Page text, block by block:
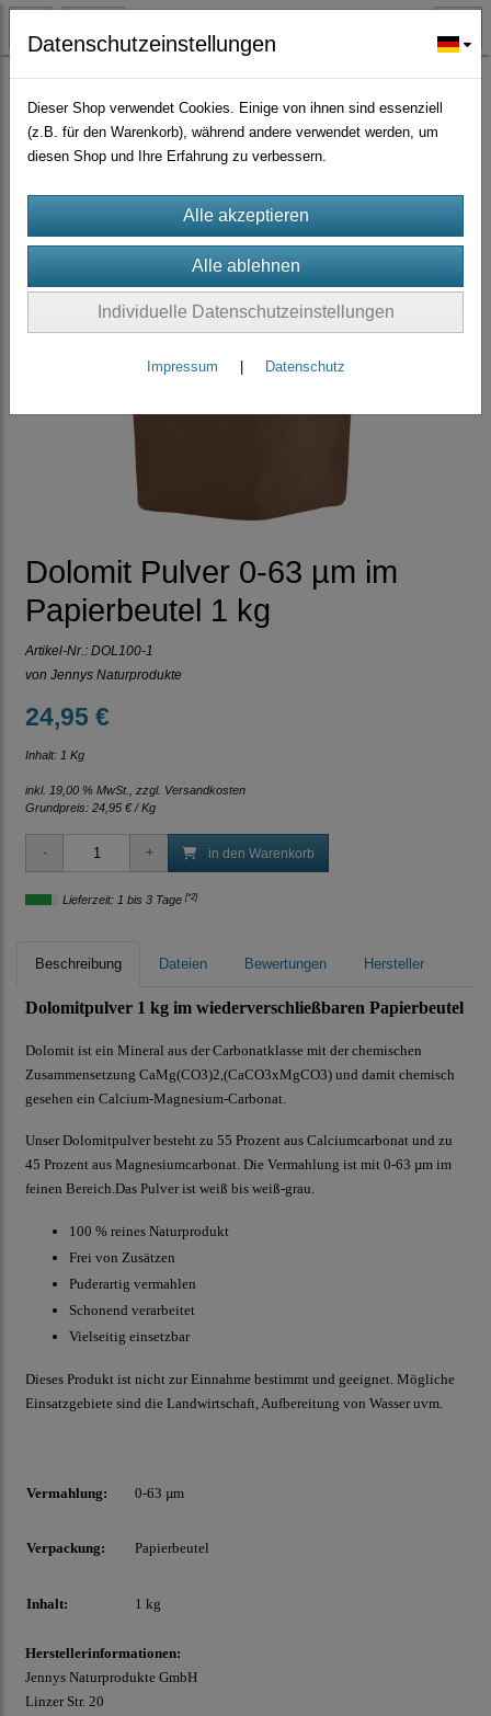
Zeolith-Bentonit-Dolomit Dolomit(5)
Dolomit Pulver 0-63 µm im
Papierbeutel 1 kg
Artikel-Nr.: DOL100-1
von Jennys Naturprodukte
24,95 €
Inhalt: 1 Kg
inkl. 19,00 % MwSt., zzgl. Versandkosten
Grundpreis: 24,95 € / Kg
in den Warenkorb
Lieferzeit: 1 bis 3 Tage [*2]
Beschreibung Dateien Bewertungen Hersteller
Dolomitpulver 1 kg im wiederverschließbaren Papierbeutel
Dolomit ist ein Mineral aus der Carbonatklasse mit der chemischen
Zusammensetzung CaMg(CO3)2,(CaCO3xMgCO3) und damit chemisch
gesehen ein Calcium-Magnesium-Carbonat.
Unser Dolomitpulver besteht zu 55 Prozent aus Calciumcarbonat und zu
45 Prozent aus Magnesiumcarbonat. Die Vermahlung ist mit 0-63 µm im
feinen Bereich.Das Pulver ist weiß bis weiß-grau.
100 % reines Naturprodukt
Frei von Zusätzen
Puderartig vermahlen
Schonend verarbeitet
Vielseitig einsetzbar
Dieses Produkt ist nicht zur Einnahme bestimmt und geeignet. Mögliche
Einsatzgebiete sind die Landwirtschaft, Aufbereitung von Wasser uvm.
Vermahlung: 0-63 µm
Verpackung: Papierbeutel
Inhalt: 1 kg
Herstellerinformationen:
Jennys Naturprodukte GmbH
Linzer Str. 20
Datenschutzeinstellungen
Dieser Shop verwendet Cookies. Einige von ihnen sind essenziell
(z.B. für den Warenkorb), während andere verwendet werden, um
diesen Shop und Ihre Erfahrung zu verbessern.
Individuelle Datenschutzeinstellungen
Impressum Datenschutz